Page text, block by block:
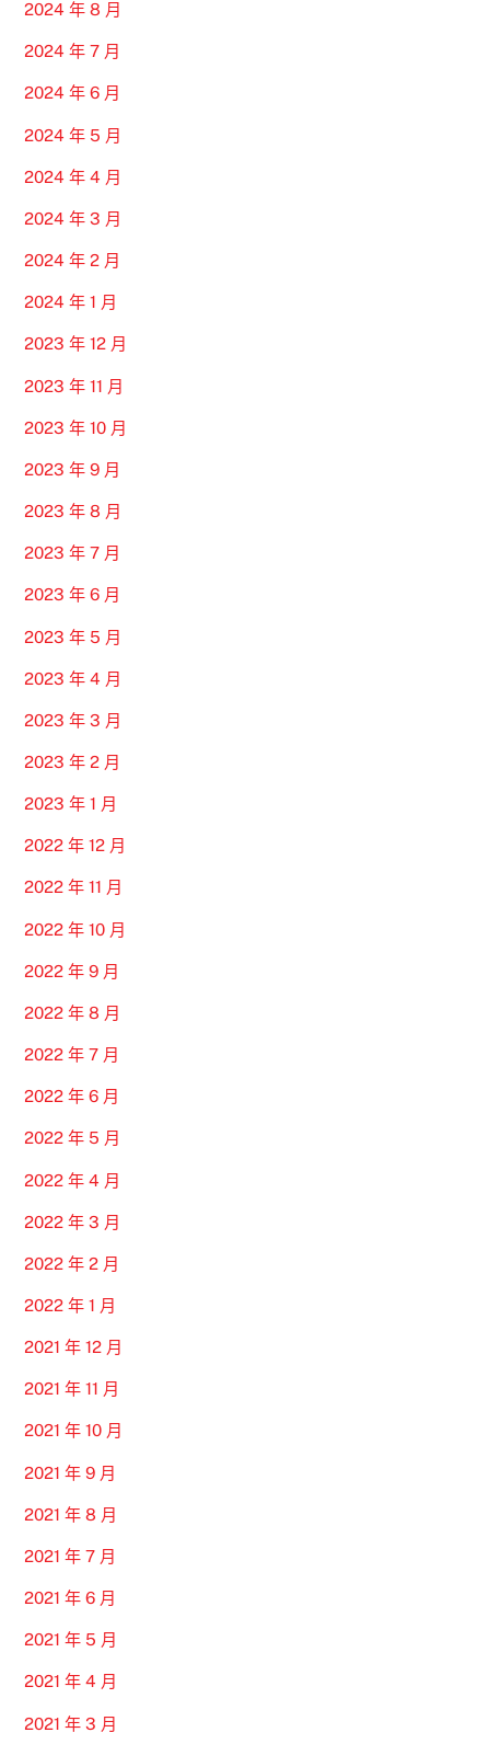
2024 年 8 月
2024 年 7 月
2024 年 6 月
2024 年 5 月
2024 年 4 月
2024 年 3 月
2024 年 2 月
2024 年 1 月
2023 年 12 月
2023 年 11 月
2023 年 10 月
2023 年 9 月
2023 年 8 月
2023 年 7 月
2023 年 6 月
2023 年 5 月
2023 年 4 月
2023 年 3 月
2023 年 2 月
2023 年 1 月
2022 年 12 月
2022 年 11 月
2022 年 10 月
2022 年 9 月
2022 年 8 月
2022 年 7 月
2022 年 6 月
2022 年 5 月
2022 年 4 月
2022 年 3 月
2022 年 2 月
2022 年 1 月
2021 年 12 月
2021 年 11 月
2021 年 10 月
2021 年 9 月
2021 年 8 月
2021 年 7 月
2021 年 6 月
2021 年 5 月
2021 年 4 月
2021 年 3 月